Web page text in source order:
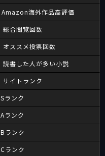
Amazon海外作品高評価
総合閲覧回数
オススメ投票回数
読書した人が多い小説
サイトランク
Sランク
Aランク
Bランク
Cランク